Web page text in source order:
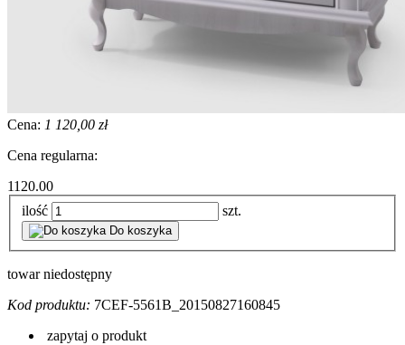
Cena: 1 120,00 zł
Cena regularna:
1120.00
ilość
szt.
Do koszyka
towar niedostępny
Kod produktu: 7CEF-5561B_20150827160845
zapytaj o produkt